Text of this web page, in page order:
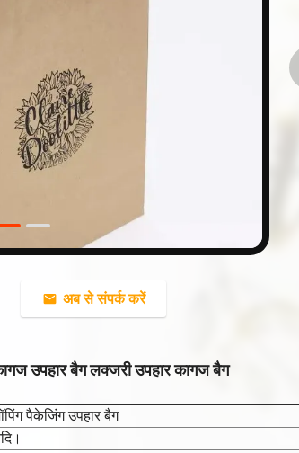
अब से संपर्क करें
उपहार बैग लक्जरी उपहार कागज बैग
पैकेजिंग उपहार बैग